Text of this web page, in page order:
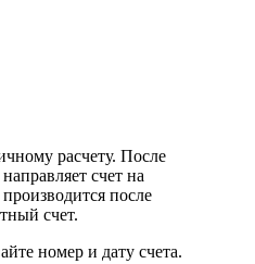
расчету. После
счет на
после
счет.
номер и дату счета.